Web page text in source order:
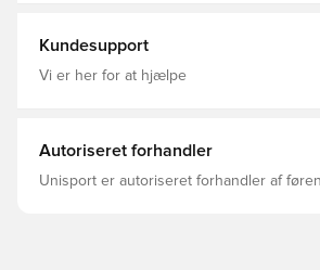
Kundesupport
Vi er her for at hjælpe
Autoriseret forhandler
Unisport er autoriseret forhandler af